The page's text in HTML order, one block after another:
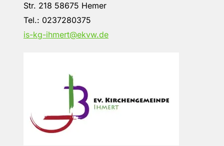
Str. 218 58675 Hemer
Tel.: 0237280375
is-kg-ihmert@ekvw.de